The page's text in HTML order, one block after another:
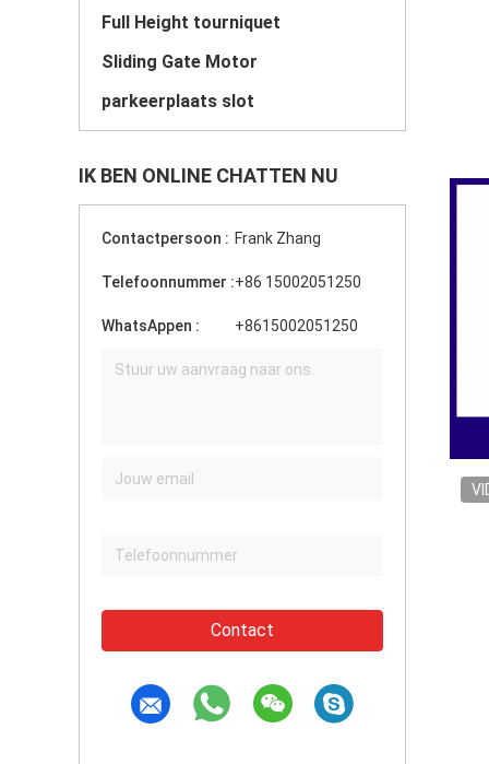
Full Height tourniquet
Sliding Gate Motor
parkeerplaats slot
IK BEN ONLINE CHATTEN NU
Contactpersoon : Frank Zhang
Telefoonnummer :+86 15002051250
WhatsAppen : +8615002051250
Contact